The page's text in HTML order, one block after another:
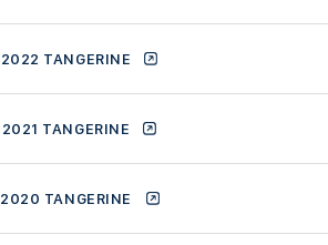
2022 TANGERINE
2021 TANGERINE
2020 TANGERINE